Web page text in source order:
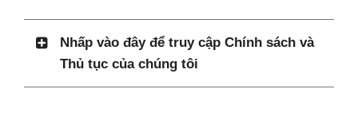
Nhấp vào đây để truy cập Chính sách và
Thủ tục của chúng tôi